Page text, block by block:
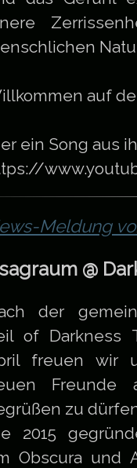
auf
ein Song aus
Meldung
@
der
of Darkness
freuen wir
Freunde
zu
2015
Obscura und